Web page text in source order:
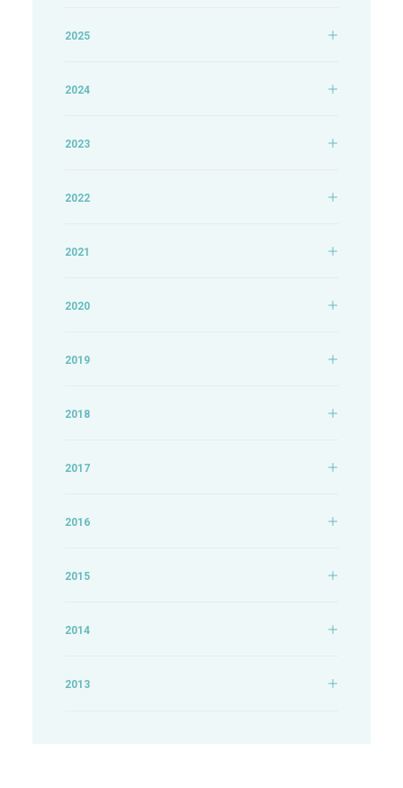
2025
2024
2023
2022
2021
2020
2019
2018
2017
2016
2015
2014
2013